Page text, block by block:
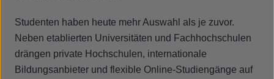
Studenten haben heute mehr Auswahl als je zuvor.
Neben etablierten Universitäten und Fachhochschulen
drängen private Hochschulen, internationale
Bildungsanbieter und flexible Online-Studiengänge auf